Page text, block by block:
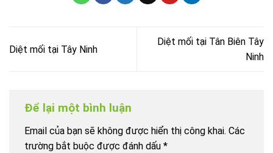
Diệt mối tại Tây Ninh
Diệt mối tại Tân Biên Tây
Ninh
Để lại một bình luận
Email của bạn sẽ không được hiển thị công khai. Các
trường bắt buộc được đánh dấu *